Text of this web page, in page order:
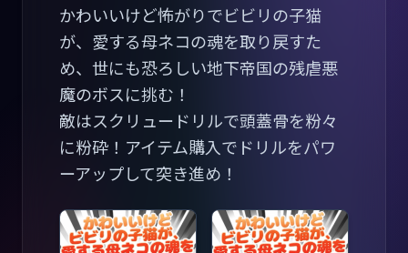
かわいいけど怖がりでビビリの子猫
が、愛する母ネコの魂を取り戻すた
め、世にも恐ろしい地下帝国の残虐悪
魔のボスに挑む！
敵はスクリュードリルで頭蓋骨を粉々
に粉砕！アイテム購入でドリルをパワ
ーアップして突き進め！